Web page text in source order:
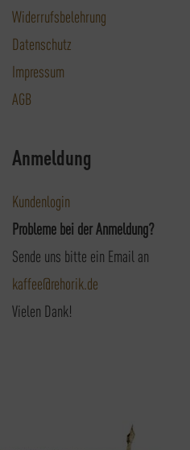
Widerrufsbelehrung
Datenschutz
Impressum
AGB
Anmeldung
Kundenlogin
Probleme bei der Anmeldung?
Sende uns bitte ein Email an
kaffee@rehorik.de
Vielen Dank!